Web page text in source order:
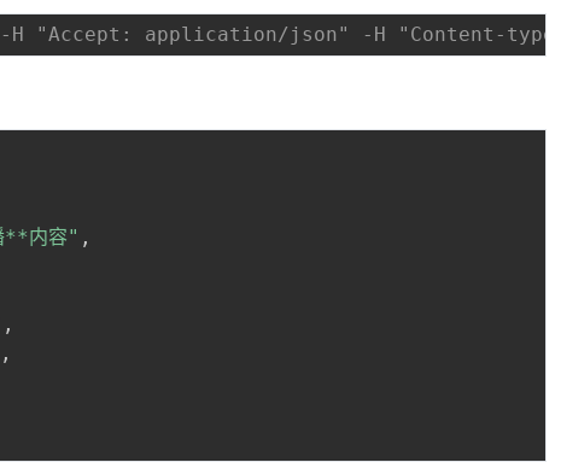
"Accept: application/json" -H "Content-
**内容" ,
,
,